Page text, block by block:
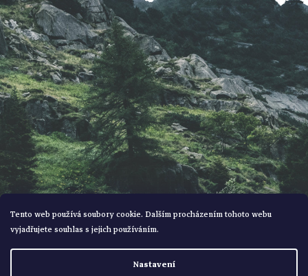
Tento web používá soubory cookie. Dalším procházením tohoto webu
vyjadřujete souhlas s jejich používáním.
Nastavení
t
í
Vytvořil Shoptet